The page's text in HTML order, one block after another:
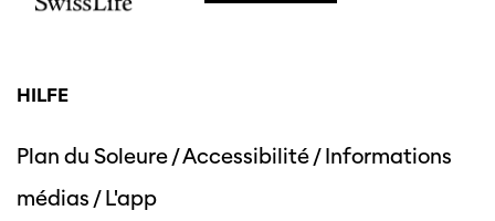
Cette page ne s'affiche pas de manière
optimale avec Internet Explorer. Veuillez
HILFE
Plan du Soleure/Accessibilité/Informations
médias /L'app